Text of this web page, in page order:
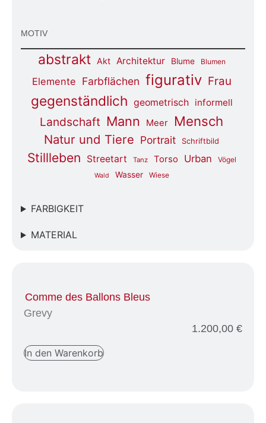
MOTIV
abstrakt Akt Architektur Blume Blumen
Elemente Farbflächen figurativ Frau
gegenständlich geometrisch informell
Landschaft Mann Meer Mensch
Natur und Tiere Portrait Schriftbild
Stillleben Streetart Tanz Torso Urban Vögel
Wald Wasser Wiese
FARBIGKEIT
MATERIAL
Comme des Ballons Bleus
Grevy
1.200,00 €
In den Warenkorb